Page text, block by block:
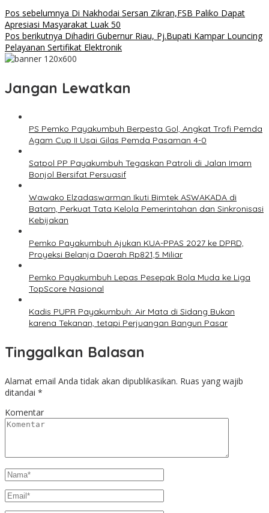
Pos sebelumnya Di Nakhodai Sersan Zikran,FSB Paliko Dapat
Apresiasi Masyarakat Luak 50
Pos berikutnya Dihadiri Gubernur Riau, Pj.Bupati Kampar Louncing
Pelayanan Sertifikat Elektronik
Jangan Lewatkan
PS Pemko Payakumbuh Berpesta Gol, Angkat Trofi Pemda
Agam Cup II Usai Gilas Pemda Pasaman 4-0
Satpol PP Payakumbuh Tegaskan Patroli di Jalan Imam
Bonjol Bersifat Persuasif
Wawako Elzadaswarman Ikuti Bimtek ASWAKADA di
Batam, Perkuat Tata Kelola Pemerintahan dan Sinkronisasi
Kebijakan
Pemko Payakumbuh Ajukan KUA-PPAS 2027 ke DPRD,
Proyeksi Belanja Daerah Rp821,5 Miliar
Pemko Payakumbuh Lepas Pesepak Bola Muda ke Liga
TopScore Nasional
Kadis PUPR Payakumbuh: Air Mata di Sidang Bukan
karena Tekanan, tetapi Perjuangan Bangun Pasar
Tinggalkan Balasan
Alamat email Anda tidak akan dipublikasikan. Ruas yang wajib
ditandai *
Komentar